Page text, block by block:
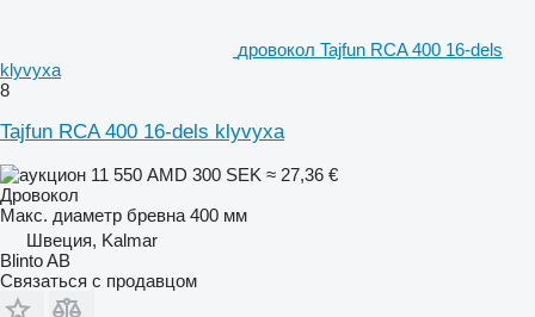
дровокол Tajfun RCA 400 16-dels
klyvyxa
8
Tajfun RCA 400 16-dels klyvyxa
11 550 AMD 300 SEK ≈ 27,36 €
Дровокол
Макс. диаметр бревна 400 мм
Швеция, Kalmar
Blinto AB
Связаться с продавцом